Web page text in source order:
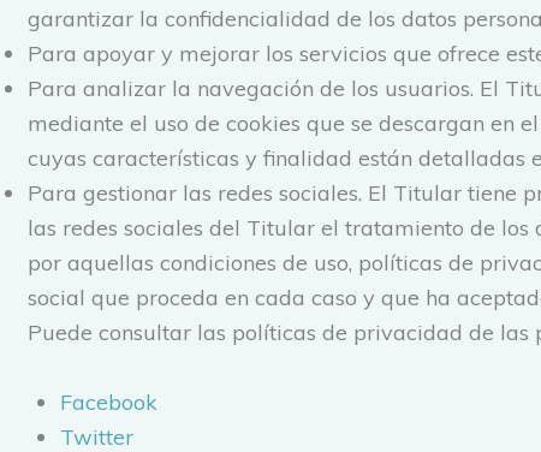
garantizar la confidencialidad de los datos
Para apoyar y mejorar los servicios que ofrece
Para analizar la navegación de los usuarios. El
mediante el uso de cookies que se descargan en
cuyas características y finalidad están detalladas
Para gestionar las redes sociales. El Titular tiene
las redes sociales del Titular el tratamiento de
por aquellas condiciones de uso, políticas de
social que proceda en cada caso y que ha
Puede consultar las políticas de privacidad de las
Facebook
Twitter